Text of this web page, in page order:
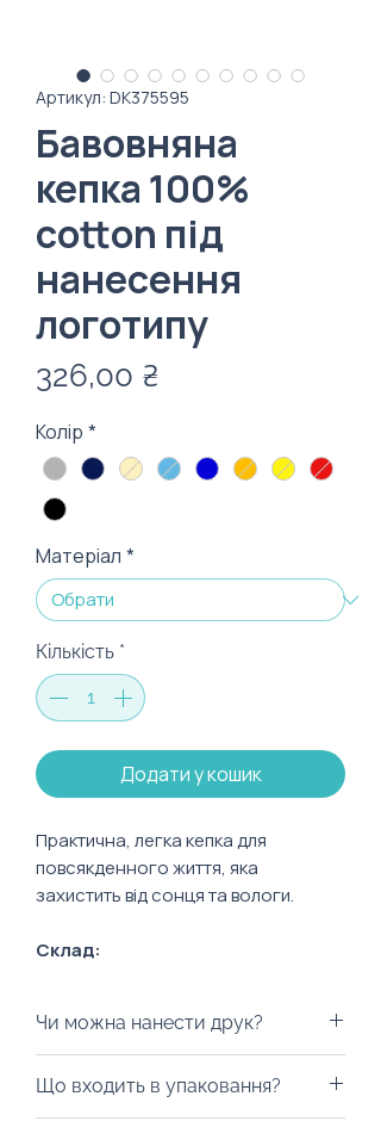
Артикул: DК375595
Бавовняна
кепка 100%
cotton під
нанесення
логотипу
326,00 ₴
Колір *
Матеріал *
Кількість *
Додати у кошик
Практична, легка кепка для
повсякденного життя, яка
захистить від сонця та вологи.
Склад:
Догляд:
прайння ручне при температурі
не вище 30°С, без віджиму
сушити в підвішеному стані, без
Чи можна нанести друк?
завгодно: від логотипу до слогану
Що входить в упаковання?